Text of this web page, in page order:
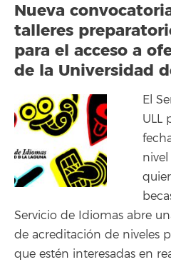
Nueva
talleres
para el acceso a
de la Universidad
El
ULL
Servicio de Idiomas abre
de acreditación de niveles
que estén interesadas en